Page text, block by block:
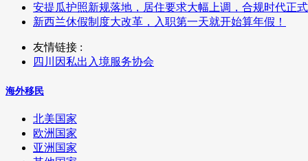
安提瓜护照新规落地，居住要求大幅上调，合规时代正式
新西兰休假制度大改革，入职第一天就开始算年假！
友情链接 :
四川因私出入境服务协会
海外移民
北美国家
欧洲国家
亚洲国家